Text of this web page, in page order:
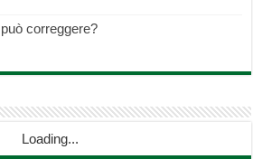
correggere?
Loading...